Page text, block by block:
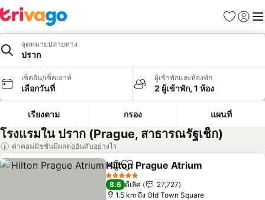
รายการโป
เข้าสู่ร
เมนู
จุดหมายปลายทาง
ปราก
เช็คอิน/เช็คเอาท์
เลือกวันที่
ผู้เข้าพักและห้องพัก
2 ผู้เข้าพัก, 1 ห้อง
เรียงตาม กรอง แผนที่
โรงแรมใน ปราก (Prague, สาธารณรัฐเช็ก)
ค่าคอมมิชชั่นมีผลต่ออันดับอย่างไร
แชร์ เพิ่มในรายการโปรด
Hilton Prague Atrium
5 ดาว
8.6 ดีเลิศ
27,727
1.5 km ถึง Old Town Square